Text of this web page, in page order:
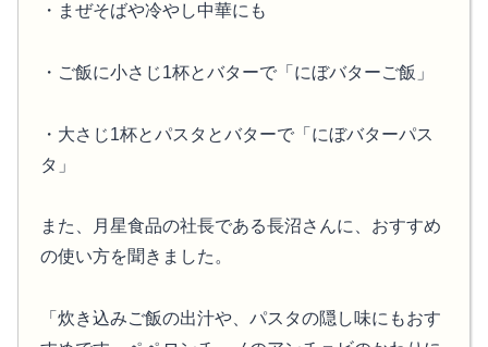
・まぜそばや冷やし中華にも
・ご飯に小さじ1杯とバターで「にぼバターご飯」
・大さじ1杯とパスタとバターで「にぼバターパス
タ」
また、月星食品の社長である長沼さんに、おすすめ
の使い方を聞きました。
「炊き込みご飯の出汁や、パスタの隠し味にもおす